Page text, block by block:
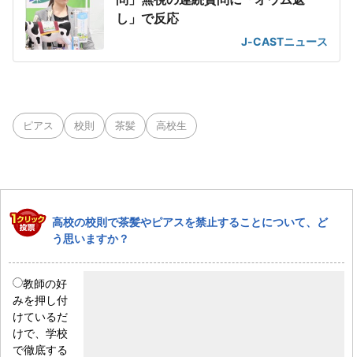
し」で反応
J-CASTニュース
ピアス 校則 茶髪 高校生
高校の校則で茶髪やピアスを禁止することについて、ど
う思いますか？
教師の好
みを押し付
けているだ
けで、学校
で徹底する